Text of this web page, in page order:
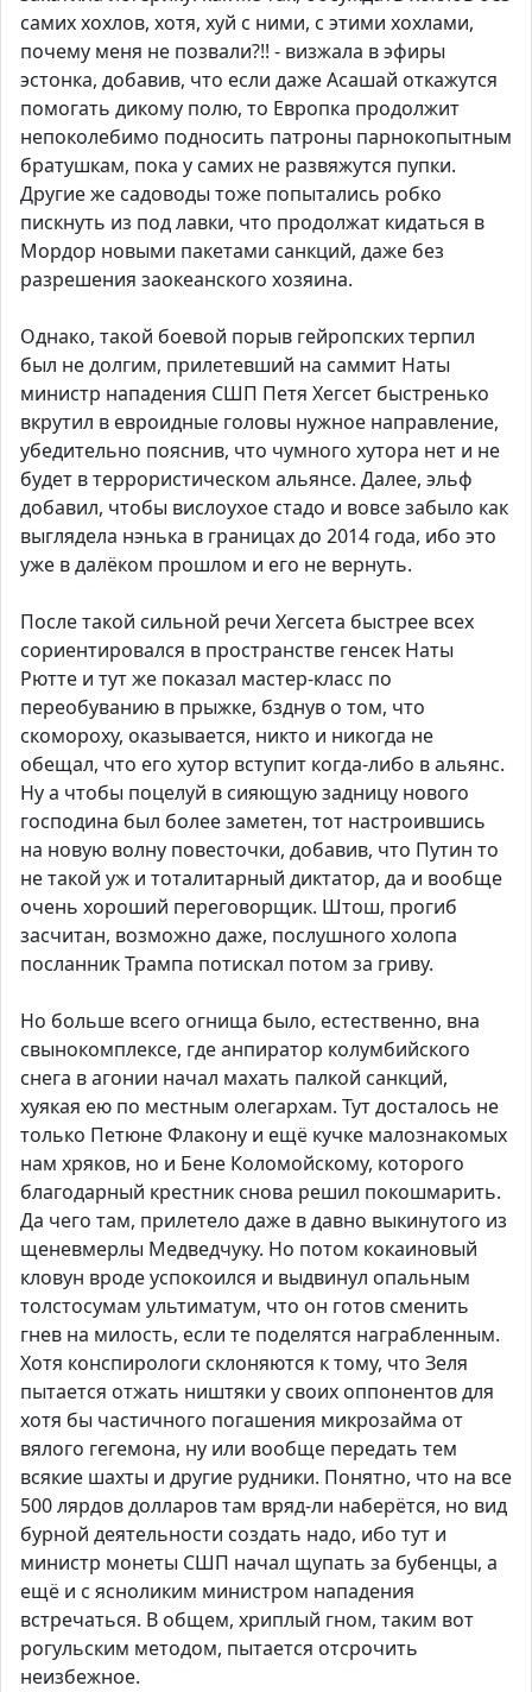
самих хохлов, хотя, хуй с ними, с этими хохлами,
почему меня не позвали?!! - визжала в эфиры
эстонка, добавив, что если даже Асашай откажутся
помогать дикому полю, то Европка продолжит
непоколебимо подносить патроны парнокопытным
братушкам, пока у самих не развяжутся пупки.
Другие же садоводы тоже попытались робко
пискнуть из под лавки, что продолжат кидаться в
Мордор новыми пакетами санкций, даже без
разрешения заокеанского хозяина.
Однако, такой боевой порыв гейропских терпил
был не долгим, прилетевший на саммит Наты
министр нападения СШП Петя Хегсет быстренько
вкрутил в евроидные головы нужное направление,
убедительно пояснив, что чумного хутора нет и не
будет в террористическом альянсе. Далее, эльф
добавил, чтобы вислоухое стадо и вовсе забыло как
выглядела нэнька в границах до 2014 года, ибо это
уже в далёком прошлом и его не вернуть.
После такой сильной речи Хегсета быстрее всех
сориентировался в пространстве генсек Наты
Рютте и тут же показал мастер-класс по
переобуванию в прыжке, бзднув о том, что
скомороху, оказывается, никто и никогда не
обещал, что его хутор вступит когда-либо в альянс.
Ну а чтобы поцелуй в сияющую задницу нового
господина был более заметен, тот настроившись
на новую волну повесточки, добавив, что Путин то
не такой уж и тоталитарный диктатор, да и вообще
очень хороший переговорщик. Штош, прогиб
засчитан, возможно даже, послушного холопа
посланник Трампа потискал потом за гриву.
Но больше всего огнища было, естественно, вна
свынокомплексе, где анпиратор колумбийского
снега в агонии начал махать палкой санкций,
хуякая ею по местным олегархам. Тут досталось не
только Петюне Флакону и ещё кучке малознакомых
нам хряков, но и Бене Коломойскому, которого
благодарный крестник снова решил покошмарить.
Да чего там, прилетело даже в давно выкинутого из
щеневмерлы Медведчуку. Но потом кокаиновый
кловун вроде успокоился и выдвинул опальным
толстосумам ультиматум, что он готов сменить
гнев на милость, если те поделятся награбленным.
Хотя конспирологи склоняются к тому, что Зеля
пытается отжать ништяки у своих оппонентов для
хотя бы частичного погашения микрозайма от
вялого гегемона, ну или вообще передать тем
всякие шахты и другие рудники. Понятно, что на все
500 лярдов долларов там вряд-ли наберётся, но вид
бурной деятельности создать надо, ибо тут и
министр монеты СШП начал щупать за бубенцы, а
ещё и с ясноликим министром нападения
встречаться. В общем, хриплый гном, таким вот
рогульским методом, пытается отсрочить
неизбежное.